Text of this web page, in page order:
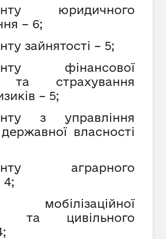
юридичного
– 6;
зайнятості – 5;
фінансової
та страхування
– 5;
з управління
власності
аграрного
4;
мобілізаційної
та цивільного